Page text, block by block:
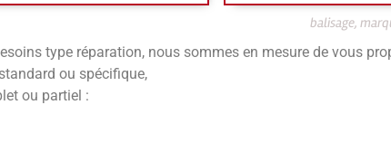
balisage,
type réparation, nous sommes en mesure de vous
ou spécifique,
ou partiel :